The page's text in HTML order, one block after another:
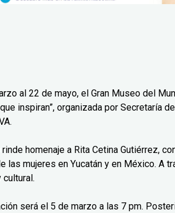
al 22 de mayo, el Gran Museo del
inspiran”, organizada por Secretaría
rinde homenaje a Rita Cetina Gutiérrez,
las mujeres en Yucatán y en México. A
será el 5 de marzo a las 7 pm.